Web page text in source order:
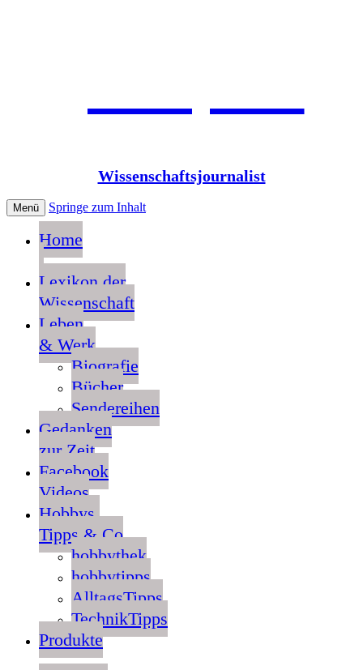
Jean Pütz
Wissenschaftsjournalist
Menü Springe zum Inhalt
Home
Lexikon der
Wissenschaft
Leben
& Werk
Biografie
Bücher
Sendereihen
Gedanken
zur Zeit
Facebook
Videos
Hobbys,
Tipps & Co
hobbythek
hobbytipps
AlltagsTipps
TechnikTipps
Produkte